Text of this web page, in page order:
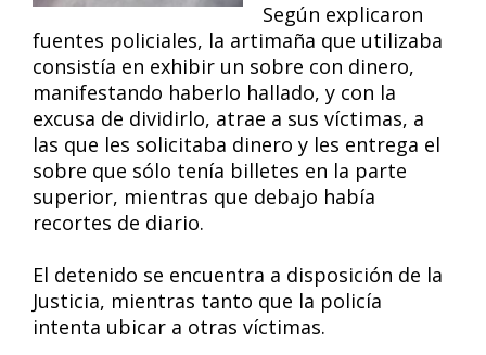
Según explicaron
fuentes policiales, la artimaña que utilizaba
consistía en exhibir un sobre con dinero,
manifestando haberlo hallado, y con la
excusa de dividirlo, atrae a sus víctimas, a
las que les solicitaba dinero y les entrega el
sobre que sólo tenía billetes en la parte
superior, mientras que debajo había
recortes de diario.
El detenido se encuentra a disposición de la
Justicia, mientras tanto que la policía
intenta ubicar a otras víctimas.